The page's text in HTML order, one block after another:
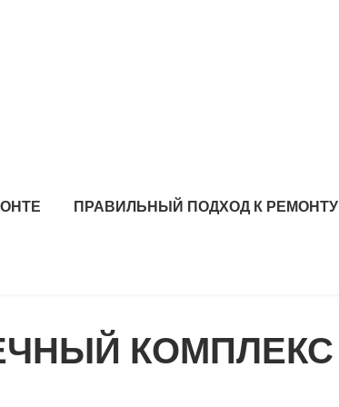
ПРАВИЛЬНЫЙ ПОДХОД К РЕМОНТУ
КОМПЛЕКС